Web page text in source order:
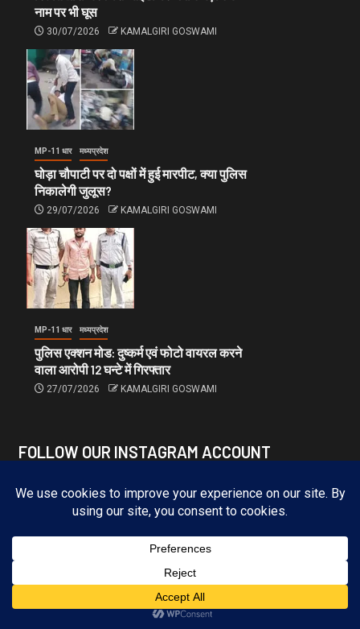
नाम पर भी घूस
30/07/2026 KAMALGIRI GOSWAMI
MP-11 धार मध्यप्रदेश
घोड़ा चौपाटी पर दो पक्षों में हुई मारपीट, क्या पुलिस
निकालेगी जुलूस?
29/07/2026 KAMALGIRI GOSWAMI
MP-11 धार मध्यप्रदेश
पुलिस एक्शन मोड: दुष्कर्म एवं फोटो वायरल करने
वाला आरोपी 12 घन्टे में गिरफ्तार
27/07/2026 KAMALGIRI GOSWAMI
FOLLOW OUR INSTAGRAM ACCOUNT